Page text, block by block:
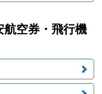
空券・飛行機